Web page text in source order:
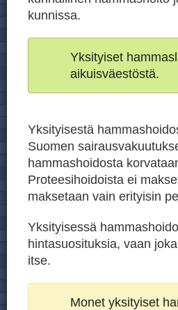
kunnissa.
Yksityiset
aikuisväestöstä.
Yksityisestä
Suomen
hammashoidosta
Proteesihoidoista ei
maksetaan vain erityisin
Yksityisessä
hintasuosituksia, vaan
itse.
Monet yksityiset